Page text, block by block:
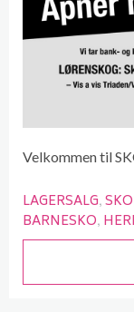
Velkommen til
LAGERSALG SKO
BARNESKO